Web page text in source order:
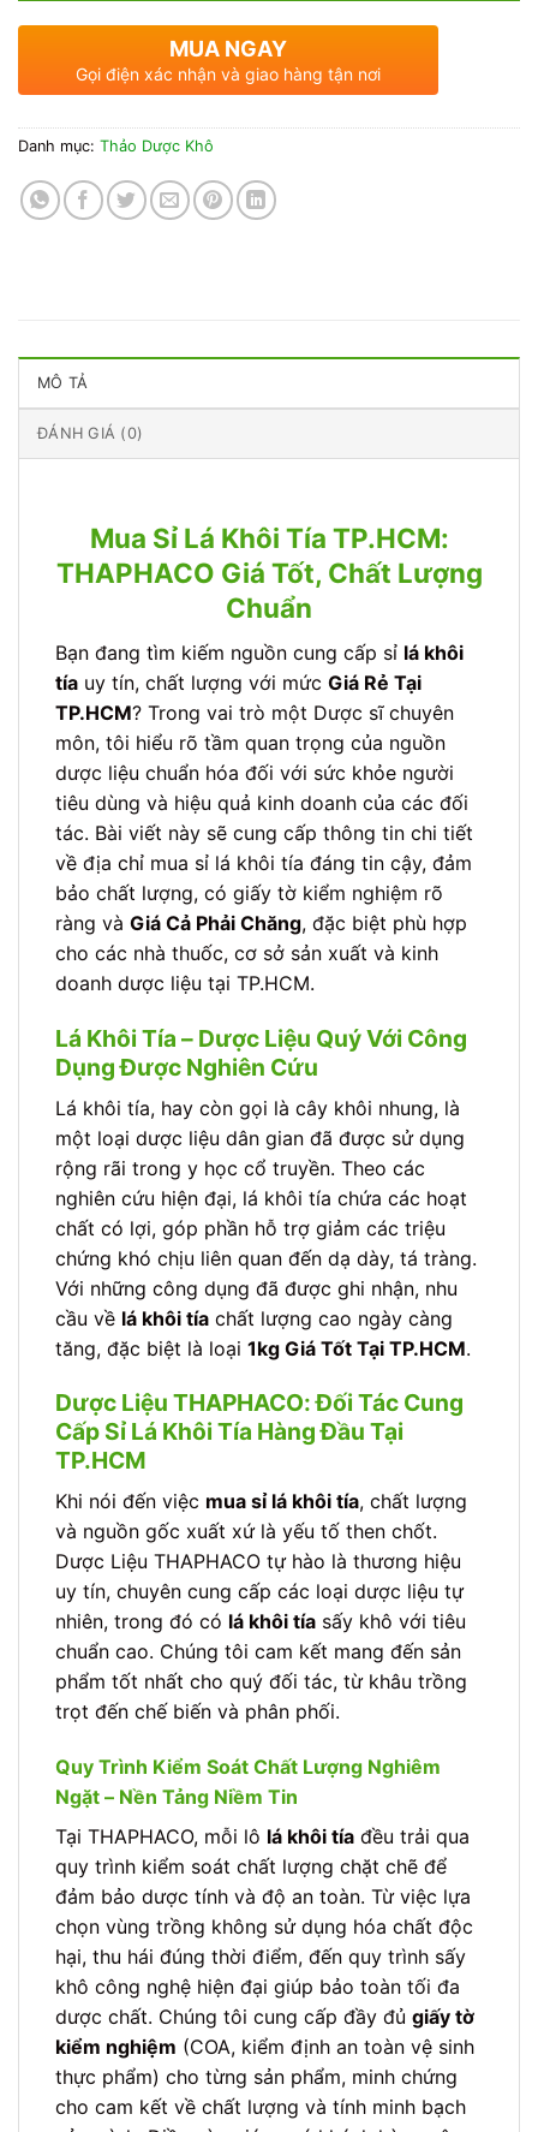
MUA NGAY
Gọi điện xác nhận và giao hàng tận nơi
Danh mục: Thảo Dược Khô
MÔ TẢ
ĐÁNH GIÁ (0)
Mua Sỉ Lá Khôi Tía TP.HCM:
THAPHACO Giá Tốt, Chất Lượng
Chuẩn
Bạn đang tìm kiếm nguồn cung cấp sỉ lá khôi
tía uy tín, chất lượng với mức Giá Rẻ Tại
TP.HCM? Trong vai trò một Dược sĩ chuyên
môn, tôi hiểu rõ tầm quan trọng của nguồn
dược liệu chuẩn hóa đối với sức khỏe người
tiêu dùng và hiệu quả kinh doanh của các đối
tác. Bài viết này sẽ cung cấp thông tin chi tiết
về địa chỉ mua sỉ lá khôi tía đáng tin cậy, đảm
bảo chất lượng, có giấy tờ kiểm nghiệm rõ
ràng và Giá Cả Phải Chăng, đặc biệt phù hợp
cho các nhà thuốc, cơ sở sản xuất và kinh
doanh dược liệu tại TP.HCM.
Lá Khôi Tía – Dược Liệu Quý Với Công
Dụng Được Nghiên Cứu
Lá khôi tía, hay còn gọi là cây khôi nhung, là
một loại dược liệu dân gian đã được sử dụng
rộng rãi trong y học cổ truyền. Theo các
nghiên cứu hiện đại, lá khôi tía chứa các hoạt
chất có lợi, góp phần hỗ trợ giảm các triệu
chứng khó chịu liên quan đến dạ dày, tá tràng.
Với những công dụng đã được ghi nhận, nhu
cầu về lá khôi tía chất lượng cao ngày càng
tăng, đặc biệt là loại 1kg Giá Tốt Tại TP.HCM.
Dược Liệu THAPHACO: Đối Tác Cung
Cấp Sỉ Lá Khôi Tía Hàng Đầu Tại
TP.HCM
Khi nói đến việc mua sỉ lá khôi tía, chất lượng
và nguồn gốc xuất xứ là yếu tố then chốt.
Dược Liệu THAPHACO tự hào là thương hiệu
uy tín, chuyên cung cấp các loại dược liệu tự
nhiên, trong đó có lá khôi tía sấy khô với tiêu
chuẩn cao. Chúng tôi cam kết mang đến sản
phẩm tốt nhất cho quý đối tác, từ khâu trồng
trọt đến chế biến và phân phối.
Quy Trình Kiểm Soát Chất Lượng Nghiêm
Ngặt – Nền Tảng Niềm Tin
Tại THAPHACO, mỗi lô lá khôi tía đều trải qua
quy trình kiểm soát chất lượng chặt chẽ để
đảm bảo dược tính và độ an toàn. Từ việc lựa
chọn vùng trồng không sử dụng hóa chất độc
hại, thu hái đúng thời điểm, đến quy trình sấy
khô công nghệ hiện đại giúp bảo toàn tối đa
dược chất. Chúng tôi cung cấp đầy đủ giấy tờ
kiểm nghiệm (COA, kiểm định an toàn vệ sinh
thực phẩm) cho từng sản phẩm, minh chứng
cho cam kết về chất lượng và tính minh bạch